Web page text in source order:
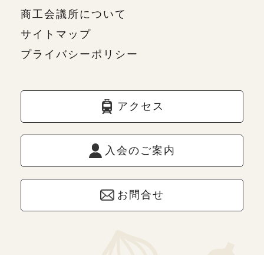
商工会議所について
サイトマップ
プライバシーポリシー
アクセス
入会のご案内
お問合せ